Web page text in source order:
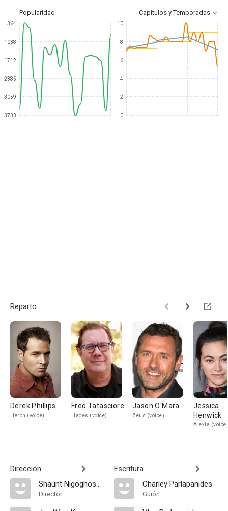
Popularidad Capítulos y Temporadas
364
1038
1712
2385
3059
3733
10
8
6
4
2
0
Reparto
Derek Phillips
Heron (voice)
Fred Tatasciore
Hades (voice)
Jason O'Mara
Zeus (voice)
Jessica
Henwick
Alexia (voice)
Dirección
Shaunt Nigoghossian
Director
Escritura
Charley Parlapanides
Guión